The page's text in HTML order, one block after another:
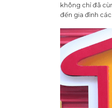
không chỉ đã
đến gia đình